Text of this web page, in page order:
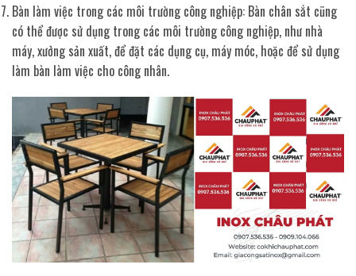
Bàn làm việc trong các môi trường công nghiệp: Bàn chân sắt cũng
có thể được sử dụng trong các môi trường công nghiệp, như nhà
máy, xưởng sản xuất, để đặt các dụng cụ, máy móc, hoặc để sử dụng
làm bàn làm việc cho công nhân.